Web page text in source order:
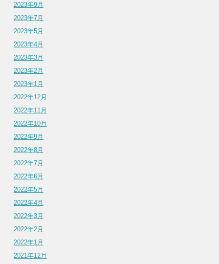
2023年9月
2023年7月
2023年5月
2023年4月
2023年3月
2023年2月
2023年1月
2022年12月
2022年11月
2022年10月
2022年9月
2022年8月
2022年7月
2022年6月
2022年5月
2022年4月
2022年3月
2022年2月
2022年1月
2021年12月